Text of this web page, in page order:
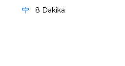
8 Dakika